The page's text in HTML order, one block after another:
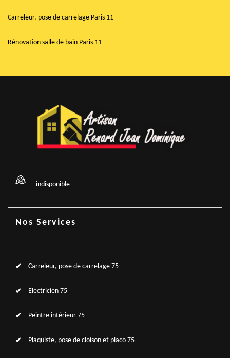
Carreleur, pose de carrelage Paris 11
Rénovation salle de bain Paris 11
indisponible
Nos Services
Carreleur, pose de carrelage 75
Electricien 75
Peintre intérieur 75
Plaquiste, pose de cloison et placo 75